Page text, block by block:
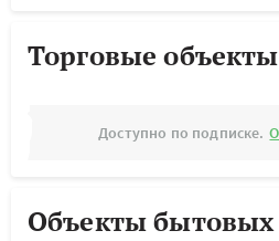
Торговые объекты
Доступно по подписке.
Объекты бытовых